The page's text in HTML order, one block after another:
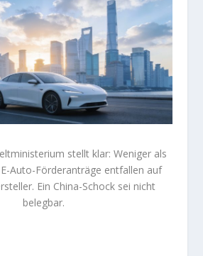
stellt klar: Weniger als
Auto-Förderanträge entfallen auf
Ein China-Schock sei nicht
belegbar.